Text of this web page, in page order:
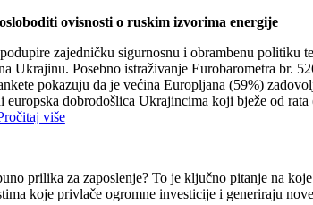
ovisnosti o ruskim izvorima energije
zajedničku sigurnosnu i obrambenu politiku
Posebno istraživanje Eurobarometra br.
pokazuju da je većina Europljana (59%)
dobrodošlica Ukrajincima koji bježe od
više
prilika za zaposlenje? To je ključno pitanje na
koje privlače ogromne investicije i generiraju